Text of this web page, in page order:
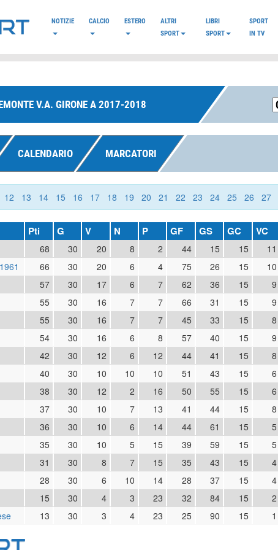
NOTIZIE CALCIO ESTERO
ALTRI
SPORT
LIBRI
SPORT
SPORT
IN TV
V.A. GIRONE A 2017-2018
CALENDARIO MARCATORI
12 13 14 15 16 17 18 19 20 21 22 23 24 25 26 27
Pti G V N P GF GS GC VC
68 30 20 8 2 44 15 15 11
66 30 20 6 4 75 26 15 10
57 30 17 6 7 62 36 15 9
55 30 16 7 7 66 31 15 9
55 30 16 7 7 45 33 15 8
54 30 16 6 8 57 40 15 9
42 30 12 6 12 44 41 15 8
40 30 10 10 10 51 43 15 6
38 30 12 2 16 50 55 15 6
37 30 10 7 13 41 44 15 8
36 30 10 6 14 44 61 15 5
35 30 10 5 15 39 59 15 5
31 30 8 7 15 35 43 15 4
28 30 6 10 14 28 37 15 4
15 30 4 3 23 32 84 15 2
13 30 3 4 23 25 90 15 1